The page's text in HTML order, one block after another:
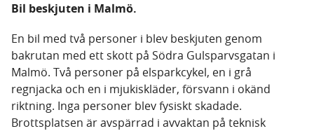
Bil beskjuten i Malmö.
En bil med två personer i blev beskjuten genom
bakrutan med ett skott på Södra Gulsparvsgatan i
Malmö. Två personer på elsparkcykel, en i grå
regnjacka och en i mjukiskläder, försvann i okänd
riktning. Inga personer blev fysiskt skadade.
Brottsplatsen är avspärrad i avvaktan på teknisk